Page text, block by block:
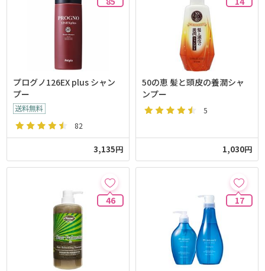
プログノ126EX plus シャン
プー
82
3,135円
50の恵 髪と頭皮の養潤シャ
ンプー
5
1,030円
46 17